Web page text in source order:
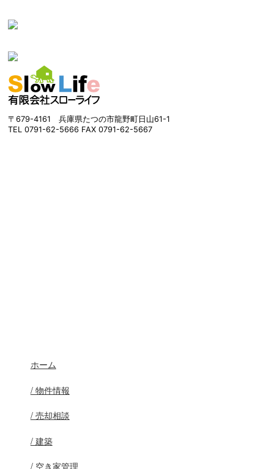
〒679-4161 兵庫県たつの市龍野町日山61-1
TEL 0791-62-5666 FAX 0791-62-5667
ホーム
/ 物件情報
/ 売却相談
/ 建築
/ 空き家管理